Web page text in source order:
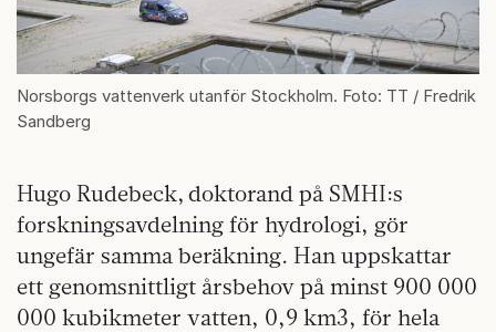
Norsborgs vattenverk utanför Stockholm. Foto: TT / Fredrik
Sandberg
Hugo Rudebeck, doktorand på SMHI:s
forskningsavdelning för hydrologi, gör
ungefär samma beräkning. Han uppskattar
ett genomsnittligt årsbehov på minst 900 000
000 kubikmeter vatten, 0,9 km3, för hela